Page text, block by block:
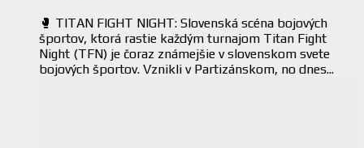
🥊 TITAN FIGHT NIGHT: Slovenská scéna bojových
športov, ktorá rastie každým turnajom Titan Fight
Night (TFN) je čoraz známejšie v slovenskom svete
bojových športov. Vznikli v Partizánskom, no dnes...